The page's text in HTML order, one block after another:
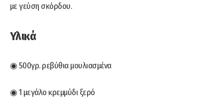
με γεύση σκόρδου.
Υλικά
◉ 500γρ. ρεβύθια μουλιασμένα
◉ 1 μεγάλο κρεμμύδι ξερό